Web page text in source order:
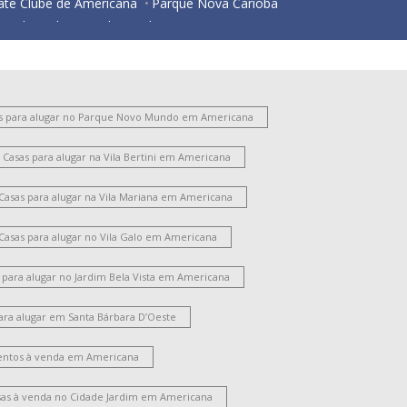
Residencial Horto Florestal Jacyra I
Mantovani
Jardim São Domingos
Iate Clube de Campinas
Vila Santa Maria
Gramado
Antônio Zanaga Ii
Cordenonsi
Chácara Machadinho II
Brasil
Vila Mariana
Jardim Glória
Lizandra
Vila Nossa Senhora de Fátima
Rodrigues
Vila Bertini
Jardim Progresso
Residencial Jardim Villagio II
Residencial Jaguari
Industrial Machadinho
Universitário
Campo Limpo
Vila Pavan
para alugar no Parque Novo Mundo em Americana
Casas para alugar na Vila Bertini em Americana
Casas para alugar na Vila Mariana em Americana
Casas para alugar no Vila Galo em Americana
para alugar no Jardim Bela Vista em Americana
alugar em Santa Bárbara D’Oeste
à venda em Americana
à venda no Cidade Jardim em Americana